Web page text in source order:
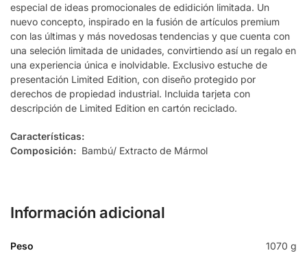
especial de ideas promocionales de edidición limitada. Un
nuevo concepto, inspirado en la fusión de artículos premium
con las últimas y más novedosas tendencias y que cuenta con
una seleción limitada de unidades, convirtiendo así un regalo en
una experiencia única e inolvidable. Exclusivo estuche de
presentación Limited Edition, con diseño protegido por
derechos de propiedad industrial. Incluida tarjeta con
descripción de Limited Edition en cartón reciclado.
Características:
Composición: Bambú/ Extracto de Mármol
Información adicional
Peso 1070 g